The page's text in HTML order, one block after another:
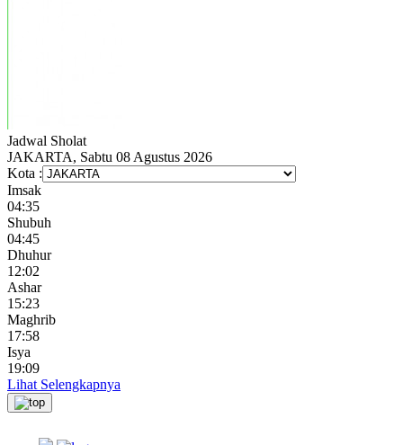
Jadwal Sholat
JAKARTA, Sabtu 08 Agustus 2026
Kota :
Imsak
04:35
Shubuh
04:45
Dhuhur
12:02
Ashar
15:23
Maghrib
17:58
Isya
19:09
Lihat Selengkapnya